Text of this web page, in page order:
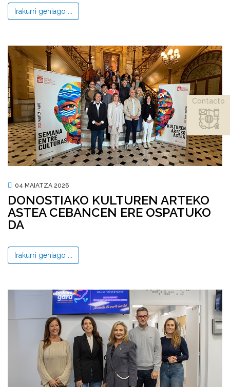
Irakurri gehiago ...
04 MAIATZA 2026
DONOSTIAKO KULTUREN ARTEKO
ASTEA CEBANCEN ERE OSPATUKO
DA
Irakurri gehiago ...
Contacto